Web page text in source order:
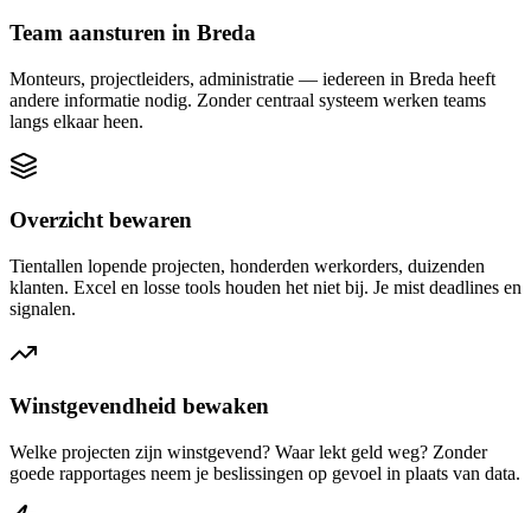
Team aansturen in Breda
Monteurs, projectleiders, administratie — iedereen in Breda heeft
andere informatie nodig. Zonder centraal systeem werken teams
langs elkaar heen.
Overzicht bewaren
Tientallen lopende projecten, honderden werkorders, duizenden
klanten. Excel en losse tools houden het niet bij. Je mist deadlines en
signalen.
Winstgevendheid bewaken
Welke projecten zijn winstgevend? Waar lekt geld weg? Zonder
goede rapportages neem je beslissingen op gevoel in plaats van data.